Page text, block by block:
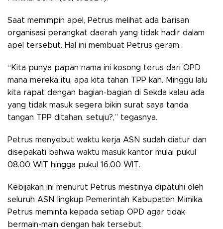
Saat memimpin apel, Petrus melihat ada barisan
organisasi perangkat daerah yang tidak hadir dalam
apel tersebut. Hal ini membuat Petrus geram.
“Kita punya papan nama ini kosong terus dari OPD
mana mereka itu, apa kita tahan TPP kah. Minggu lalu
kita rapat dengan bagian-bagian di Sekda kalau ada
yang tidak masuk segera bikin surat saya tanda
tangan TPP ditahan, setuju?,” tegasnya.
Petrus menyebut waktu kerja ASN sudah diatur dan
disepakati bahwa waktu masuk kantor mulai pukul
08.00 WIT hingga pukul 16.00 WIT.
Kebijakan ini menurut Petrus mestinya dipatuhi oleh
seluruh ASN lingkup Pemerintah Kabupaten Mimika.
Petrus meminta kepada setiap OPD agar tidak
bermain-main dengan hak tersebut.